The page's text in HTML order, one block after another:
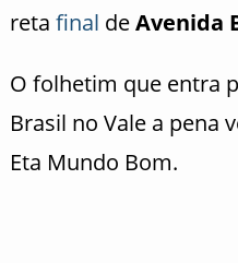
reta final deAvenida
O folhetim que entra
Brasil no Vale a pena
Eta Mundo Bom.